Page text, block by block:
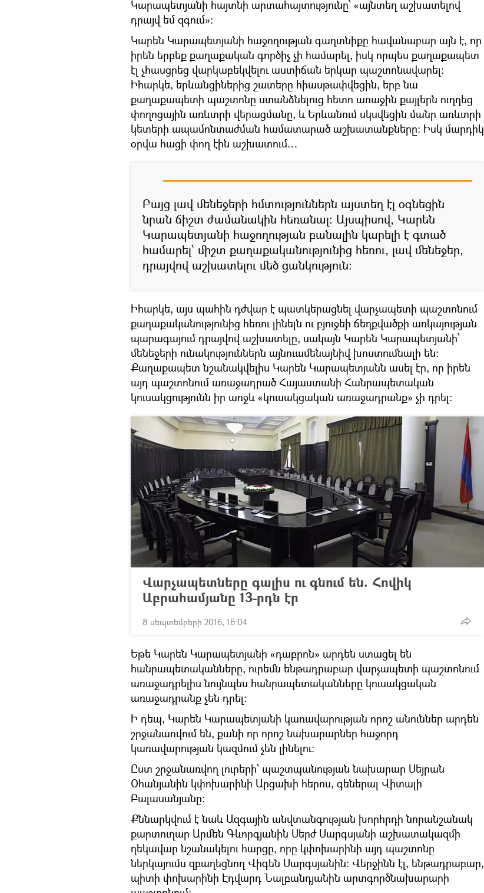
Կարապետյանի հայտնի արտահայտությունը՝ «այնտեղ աշխատելով
դրայվ եմ զգում»:
Կարեն Կարապետյանի հաջողության գաղտնիքը հավանաբար այն է, որ
իրեն երբեք քաղաքական գործիչ չի համարել, իսկ որպես քաղաքապետ
էլ չհասցրեց վարկաբեկվելու աստիճան երկար պաշտոնավարել:
Իհարկե, երևանցիներից շատերը հիասթափվեցին, երբ նա
քաղաքապետի պաշտոնը ստանձնելուց հետո առաջին քայլերն ուղղեց
փողոցային առևտրի վերացմանը, և Երևանում սկսվեցին մանր առևտրի
կետերի ապամոնտաժման համատարած աշխատանքները: Իսկ մարդիկ
օրվա հացի փող էին աշխատում…
Բայց լավ մենեջերի հմտություններն այստեղ էլ օգնեցին
նրան ճիշտ ժամանակին հեռանալ: Այսպիսով, Կարեն
Կարապետյանի հաջողության բանալին կարելի է գտած
համարել՝ միշտ քաղաքականությունից հեռու, լավ մենեջեր,
դրայվով աշխատելու մեծ ցանկություն:
Իհարկե, այս պահին դժվար է պատկերացնել վարչապետի պաշտոնում
քաղաքականությունից հեռու լինելն ու բյուջեի ճեղքվածքի առկայության
պարագայում դրայվով աշխատելը, սակայն Կարեն Կարապետյանի՝
մենեջերի ունակություններն այնուամենայնիվ խոստումնալի են:
Քաղաքապետ նշանակվելիս Կարեն Կարապետյանն ասել էր, որ իրեն
այդ պաշտոնում առաջադրած Հայաստանի Հանրապետական
կուսակցությունն իր առջև «կուսակցական առաջադրանք» չի դրել:
Վարչապետները գալիս ու գնում են. Հովիկ
Աբրահամյանը 13-րդն էր
8 սեպտեմբերի 2016, 16:04
Եթե Կարեն Կարապետյանի «դաբրոն» արդեն ստացել են
հանրապետականները, ուրեմն ենթադրաբար վարչապետի պաշտոնում
առաջադրելիս նույնպես հանրապետականները կուսակցական
առաջադրանք չեն դրել:
Ի դեպ, Կարեն Կարապետյանի կառավարության որոշ անուններ արդեն
շրջանառվում են, քանի որ որոշ նախարարներ հաջորդ
կառավարության կազմում չեն լինելու:
Ըստ շրջանառվող լուրերի՝ պաշտպանության նախարար Սեյրան
Օհանյանին կփոխարինի Արցախի հերոս, գեներալ Վիտալի
Բալասանյանը։
Քննարկվում է նաև Ազգային անվտանգության խորհրդի նորանշանակ
քարտուղար Արմեն Գևորգյանին Սերժ Սարգսյանի աշխատակազմի
ղեկավար նշանակելու հարցը, որը կփոխարինի այդ պաշտոնը
ներկայումս զբաղեցնող Վիգեն Սարգսյանին: Վերջինն էլ, ենթադրաբար,
պիտի փոխարինի Էդվարդ Նալբանդյանին արտգործնախարարի